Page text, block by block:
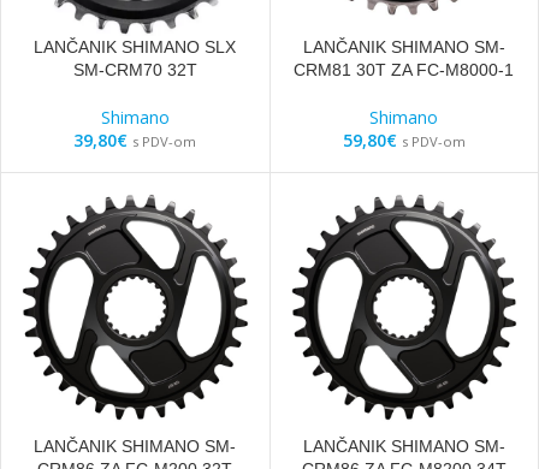
LANČANIK SHIMANO SLX
SM-CRM70 32T
Shimano
39,80€ s PDV-om
LANČANIK SHIMANO SM-
CRM81 30T ZA FC-M8000-1
Shimano
59,80€ s PDV-om
LANČANIK SHIMANO SM-
LANČANIK SHIMANO SM-